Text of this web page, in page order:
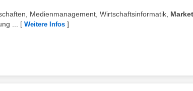
Medienmanagement, Wirtschaftsinformatik,
...
[ Weitere Infos ]